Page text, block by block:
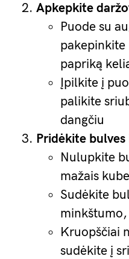
Apkepkite
Puode su
pakepinkite
papriką
Įpilkite į
palikite
dangčiu
Pridėkite bulves
Nulupkite
mažais
Sudėkite
Kruopščiai
sudėkite į